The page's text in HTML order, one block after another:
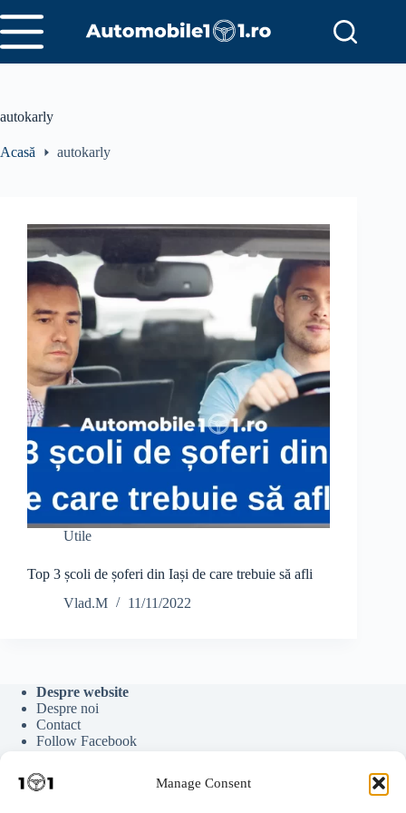
Manage Consent
la
conținut
autokarly
Acasă autokarly
Utile
Top 3 școli de șoferi din Iași de care trebuie să afli
Vlad.M
11/11/2022
Despre website
Despre noi
Contact
Follow Facebook
Follow Youtube
Follow Tiktok